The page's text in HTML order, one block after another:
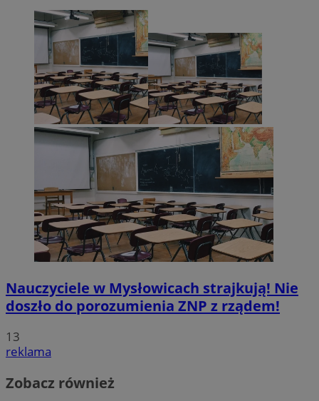
Nauczyciele w Mysłowicach strajkują! Nie
doszło do porozumienia ZNP z rządem!
13
reklama
Zobacz również